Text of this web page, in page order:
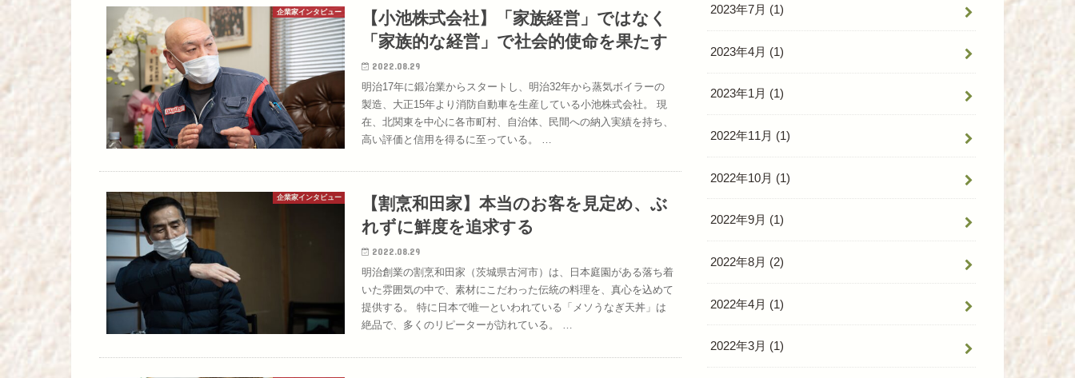
企業家インタビュー
【小池株式会社】「家族経営」ではなく
「家族的な経営」で社会的使命を果たす
2022.08.29
明治17年に鍛冶業からスタートし、明治32年から蒸気ボイラーの
製造、大正15年より消防自動車を生産している小池株式会社。 現
在、北関東を中心に各市町村、自治体、民間への納入実績を持ち、
高い評価と信用を得るに至っている。 …
企業家インタビュー
【割烹和田家】本当のお客を見定め、ぶ
れずに鮮度を追求する
2022.08.29
明治創業の割烹和田家（茨城県古河市）は、日本庭園がある落ち着
いた雰囲気の中で、素材にこだわった伝統の料理を、真心を込めて
提供する。 特に日本で唯一といわれている「メソうなぎ天丼」は
絶品で、多くのリピーターが訪れている。 …
2023年7月 (1)
2023年4月 (1)
2023年1月 (1)
2022年11月 (1)
2022年10月 (1)
2022年9月 (1)
2022年8月 (2)
2022年4月 (1)
2022年3月 (1)